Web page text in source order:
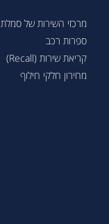
מרכזי השירות של סמלת
ספרות רכב
קריאת שירות (Recall)
מחירון חלקי חילוף